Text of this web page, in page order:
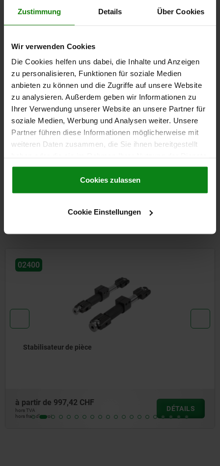
Zustimmung Details Über Cookies
Wir verwenden Cookies
Die Cookies helfen uns dabei, die Inhalte und Anzeigen
zu personalisieren, Funktionen für soziale Medien
anbieten zu können und die Zugriffe auf unsere Website
zu analysieren. Außerdem geben wir Informationen zu
Ihrer Verwendung unserer Website an unsere Partner für
soziale Medien, Werbung und Analysen weiter. Unsere
Partner führen diese Informationen möglicherweise mit
weiteren Daten zusammen, die Sie ihnen bereitgestellt
gesammelt haben.Cookie Richtlinien
Datenschutz|AGB
Cookies zulassen
Cookie Einstellungen
Référence:02182-03
159,23 CHF
hors frais d’envoi
DÉTAILS
DÉTAILS
TÉLÉCHARGEMENTS
D'autres clients ont
DÉTAILS
à partir de 212,54 CHF
hors frais d’envoi